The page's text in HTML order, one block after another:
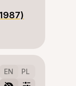
EN PL